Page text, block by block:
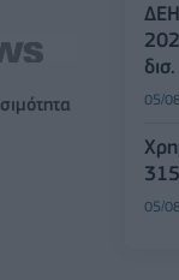
05/
05/